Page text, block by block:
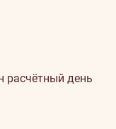
расчётный день